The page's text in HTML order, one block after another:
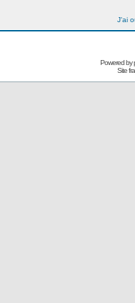
J'ai
Powered by
Site